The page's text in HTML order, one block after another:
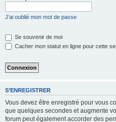
J’ai oublié mon mot de passe
Se souvenir de moi
Cacher mon statut en ligne pour cette
S’ENREGISTRER
Vous devez être enregistré pour vous
que quelques secondes et augmente
forum peut également accorder des